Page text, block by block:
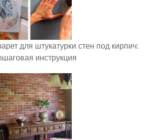
для штукатурки стен под кирпич:
инструкция